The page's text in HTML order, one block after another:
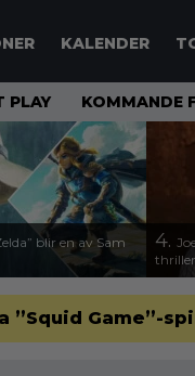
KALENDER
PLAY KOMMANDE
blir en av Sam
4.
”Squid Game”-